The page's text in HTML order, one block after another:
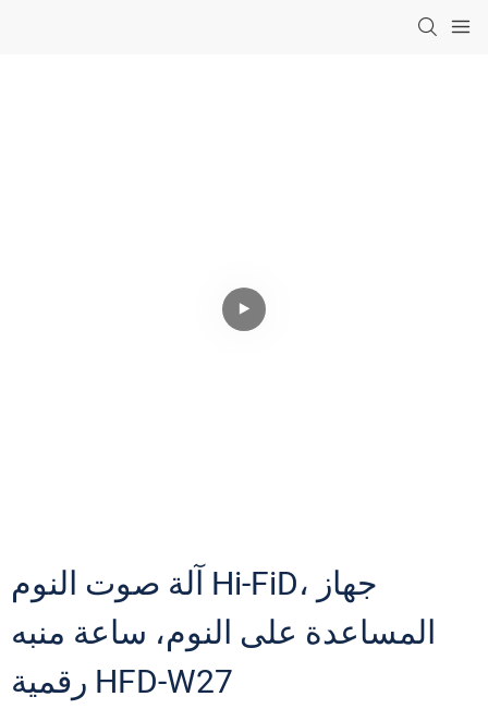
آلة صوت النوم Hi-FiD، جهاز
المساعدة على النوم، ساعة منبه
رقمية HFD-W27